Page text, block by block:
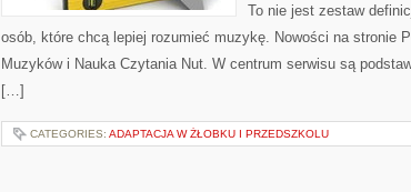
To nie jest zestaw
osób, które chcą lepiej rozumieć muzykę. Nowości na stronie
Muzyków i Nauka Czytania Nut. W centrum serwisu są
[…]
CATEGORIES: ADAPTACJA W ŻŁOBKU I PRZEDSZKOLU